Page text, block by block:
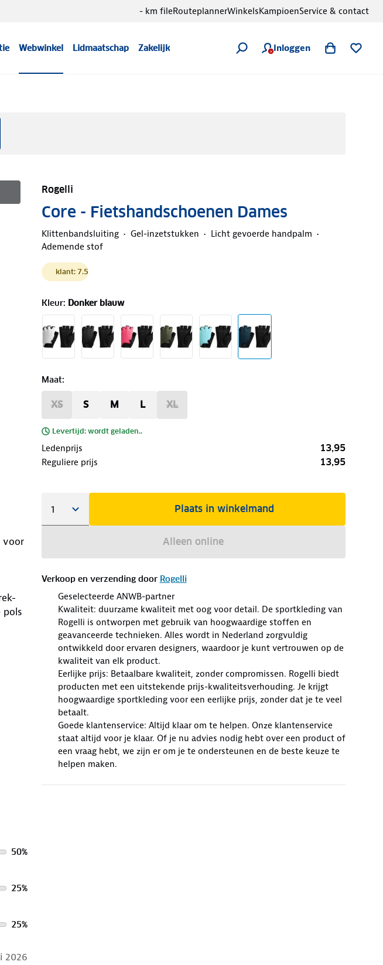
Webwinkel Lidmaatschap Zakelijk Inloggen
- km fileRouteplannerWinkelsKampioenService & contact
Rogelli
Core - Fietshandschoenen Dames
Klittenbandsluiting Gel-inzetstukken
Licht gevoerde handpalm
Ademende stof
klant: 7.5
Kleur: Donker blauw
Maat:
XS S M L XL
Levertijd: wordt geladen..
Ledenprijs 13,95
Reguliere prijs 13,95
Plaats in winkelmand
Alleen online
Verkoop en verzending door Rogelli
Geselecteerde ANWB-partner
Kwaliteit: duurzame kwaliteit met oog voor detail. De sportkleding van
Rogelli is ontworpen met gebruik van hoogwaardige stoffen en
geavanceerde technieken. Alles wordt in Nederland zorgvuldig
ontwikkeld door ervaren designers, waardoor je kunt vertrouwen op de
kwaliteit van elk product.
Eerlijke prijs: Betaalbare kwaliteit, zonder compromissen. Rogelli biedt
producten met een uitstekende prijs-kwaliteitsverhouding. Je krijgt
hoogwaardige sportkleding voor een eerlijke prijs, zonder dat je te veel
betaalt.
Goede klantenservice: Altijd klaar om te helpen. Onze klantenservice
staat altijd voor je klaar. Of je nu advies nodig hebt over een product of
een vraag hebt, we zijn er om je te ondersteunen en de beste keuze te
helpen maken.
voor
pols
50%
25%
25%
2026